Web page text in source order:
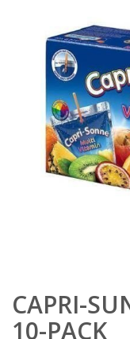
CAPRI-
10-PACK